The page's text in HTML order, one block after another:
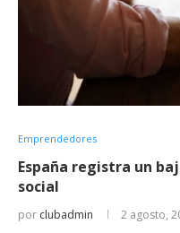
Emprendedores
España registra un
social
por clubadmin 2 agosto,